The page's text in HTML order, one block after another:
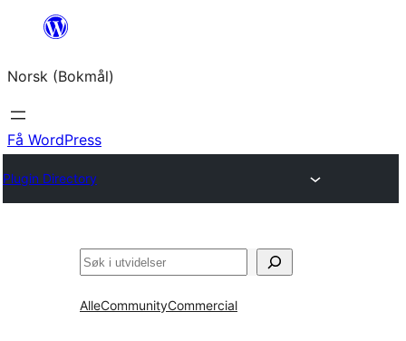
Hopp
innhold
Norsk (Bokmål)
Få WordPress
Plugin Directory
Søk
AlleCommunityCommercial